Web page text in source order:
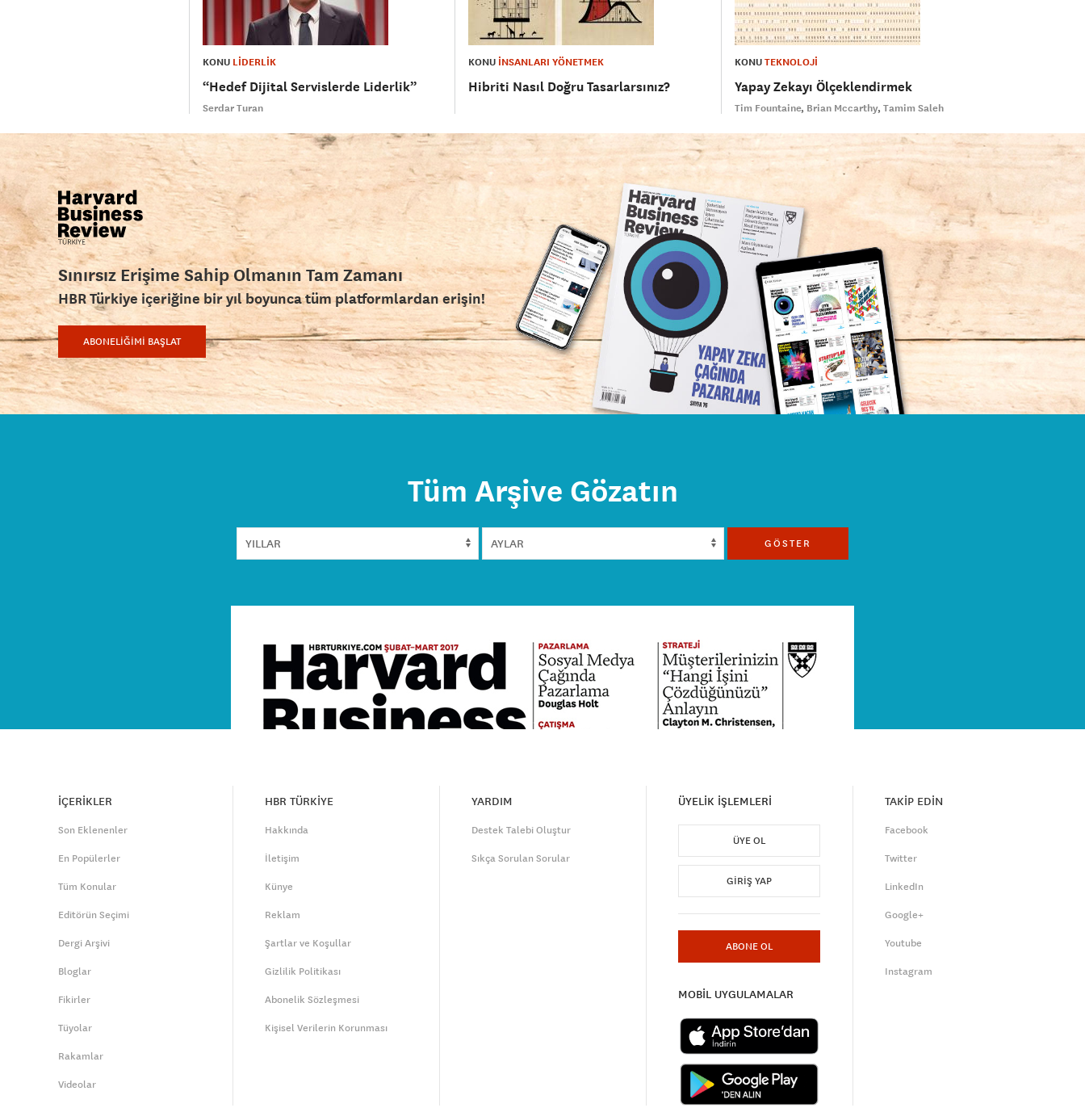
KONU LİDERLİK
“Hedef Dijital Servislerde Liderlik”
Serdar Turan
KONU İNSANLARI YÖNETMEK
Hibriti Nasıl Doğru Tasarlarsınız?
KONUTEKNOLOJİ
Yapay Zekayı Ölçeklendirmek
Tim Fountaine Brian Mccarthy Tamim Saleh
Sınırsız Erişime Sahip Olmanın Tam Zamanı
HBR Türkiye içeriğine bir yıl boyunca tüm platformlardan erişin!
ABONELİĞİMİ BAŞLAT
Tüm Arşive Gözatın
GÖSTER
İÇERİKLER
Son Eklenenler
En Popülerler
Tüm Konular
Editörün Seçimi
Dergi Arşivi
Bloglar
Fikirler
Tüyolar
Rakamlar
Videolar
HBR TÜRKİYE
Hakkında
İletişim
Künye
Reklam
Şartlar ve Koşullar
Gizlilik Politikası
Abonelik Sözleşmesi
Kişisel Verilerin Korunması
YARDIM
Destek Talebi Oluştur
Sıkça Sorulan Sorular
ÜYELİK İŞLEMLERİ
ÜYE OL
GIRIŞ YAP
ABONE OL
MOBİL UYGULAMALAR
TAKİP EDİN
Facebook
Twitter
LinkedIn
Google+
Youtube
Instagram